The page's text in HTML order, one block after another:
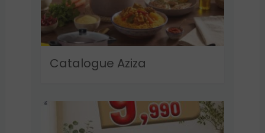
Catalogue Aziza